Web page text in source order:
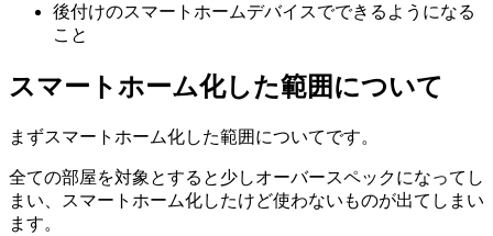
後付けのスマートホームデバイスでできるようになる
こと
スマートホーム化した範囲について
まずスマートホーム化した範囲についてです。
全ての部屋を対象とすると少しオーバースペックになってし
まい、スマートホーム化したけど使わないものが出てしまい
ます。